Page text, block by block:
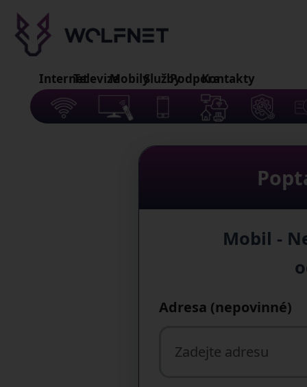
InternetTelevizeMobilySlužbyPodporaKontakty
Mobil -
Adresa (nepovinné)